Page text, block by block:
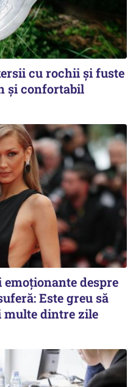
cu rochii și fuste
și confortabil
despre
Este greu să
multe dintre zile